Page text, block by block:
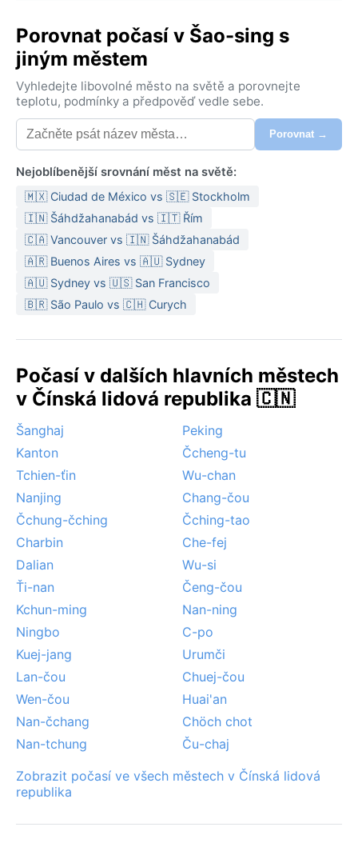
mírnými kopci, které nabízejí klidné výhledy.
Podle Köppenovy klasifikace má Shaoxing vlhké
subtropické podnebí (Cfa). Léta jsou horká a velmi
vlhká, průměrné teploty v červenci dosahují kolem 30
°C, doprovázené vydatnými srážkami, zejména během
červnového období dešťů (mei-jü). Zimy jsou chladné
a vlhké, s teplotami okolo 5 °C, občas se vyskytne
mráz, sníh je však vzácný. Vlhkost vzduchu zůstává
celoročně vysoká, což může pocitově zvyšovat horko
i chlad. Při balení se hodí lehké prodyšné oblečení na
léto spolu s deštníkem a nepromokavou bundou; na
výbavy.
Nejvhodnější dobou k návštěvě z hlediska počasí jsou
listopad), kdy jsou teploty mírné a srážky méně časté.
koncem léta a začátkem podzimu, přinášející silný vítr
a přívalové deště. V zimě se občas tvoří mlhy, jež
zahalují kanály do tajemného hávu. Monzunové
proudění výrazně ovlivňuje celý rok – letní monzun
přináší vlhký vzduch, zatímco zimní je sušší, ale stále
chladný.
Porovnat počasí v Šao-sing s
jiným městem
Vyhledejte libovolné město na světě a porovnejte
teplotu, podmínky a předpověď vedle sebe.
Porovnat →
Nejoblíbenější srovnání měst na světě:
🇲🇽 Ciudad de México vs 🇸🇪 Stockholm
🇮🇳 Šáhdžahanabád vs 🇮🇹 Řím
🇨🇦 Vancouver vs 🇮🇳 Šáhdžahanabád
🇦🇷 Buenos Aires vs 🇦🇺 Sydney
🇦🇺 Sydney vs 🇺🇸 San Francisco
🇧🇷 São Paulo vs 🇨🇭 Curych
Počasí v dalších hlavních městech
v Čínská lidová republika 🇨🇳
Šanghaj
Peking
Kanton
Čcheng-tu
Tchien-ťin
Wu-chan
Nanjing
Chang-čou
Čchung-čching
Čching-tao
Charbin
Che-fej
Dalian
Wu-si
Ťi-nan
Čeng-čou
Kchun-ming
Nan-ning
Ningbo
C-po
Kuej-jang
Urumči
Lan-čou
Chuej-čou
Wen-čou
Huai'an
Nan-čchang
Chöch chot
Nan-tchung
Ču-chaj
Zobrazit počasí ve všech městech v Čínská lidová
republika